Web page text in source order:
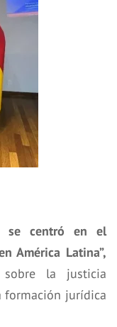
se centró en el
América Latina”,
sobre la justicia
formación jurídica